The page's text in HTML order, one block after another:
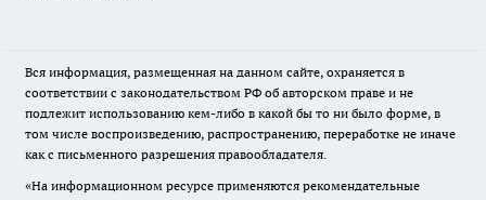
Вся информация, размещенная на данном сайте, охраняется в
соответствии с законодательством РФ об авторском праве и не
подлежит использованию кем-либо в какой бы то ни было форме, в
том числе воспроизведению, распространению, переработке не иначе
как с письменного разрешения правообладателя.
«На информационном ресурсе применяются рекомендательные